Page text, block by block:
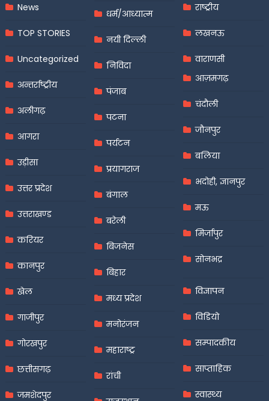
News
TOP STORIES
Uncategorized
अन्तर्राष्ट्रीय
अलीगढ़
आगरा
उड़ीसा
उत्तर प्रदेश
उत्तराखण्ड
करियर
कानपुर
खेल
गाजीपुर
गोरखपुर
छत्तीसगढ़
जमशेदपुर
धर्म/आध्यात्म
नयी दिल्ली
निविदा
पंजाब
पटना
पर्यटन
प्रयागराज
बंगाल
बरेली
बिजनेस
बिहार
मध्य प्रदेश
मनोरंजन
महाराष्ट्र
रांची
राष्ट्रीय
लखनऊ
वाराणसी
आज़मगढ़
चंदौली
जौनपुर
बलिया
भदोही, ज्ञानपुर
मऊ
मिर्जापुर
सोनभद्र
विज्ञापन
विडियो
सम्पादकीय
साप्ताहिक
स्वास्थ्य